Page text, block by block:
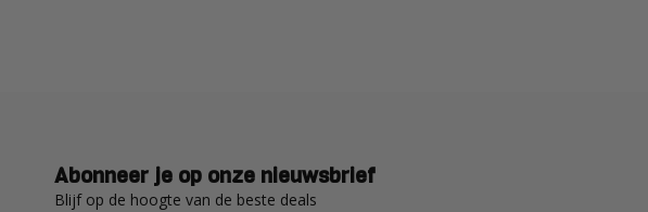
Abonneer je op onze nieuwsbrief
Blijf op de hoogte van de beste deals